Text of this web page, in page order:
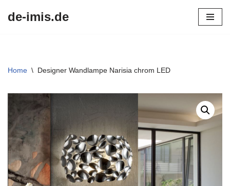
de-imis.de
Home \ Designer Wandlampe Narisia chrom LED